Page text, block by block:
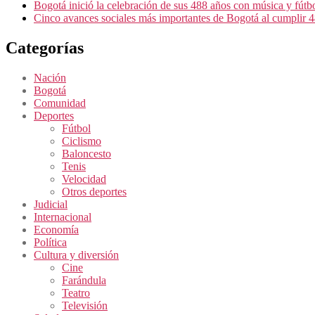
Bogotá inició la celebración de sus 488 años con música y
Cinco avances sociales más importantes de Bogotá al cumplir
Categorías
Nación
Bogotá
Comunidad
Deportes
Fútbol
Ciclismo
Baloncesto
Tenis
Velocidad
Otros deportes
Judicial
Internacional
Economía
Política
Cultura y diversión
Cine
Farándula
Teatro
Televisión